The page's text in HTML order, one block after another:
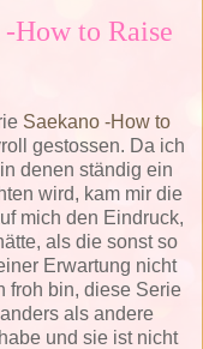
How to Raise
Saekano -How to
gestossen. Da ich
denen ständig ein
wird, kam mir die
mich den Eindruck,
als die sonst so
Erwartung nicht
froh bin, diese Serie
als andere
und sie ist nicht